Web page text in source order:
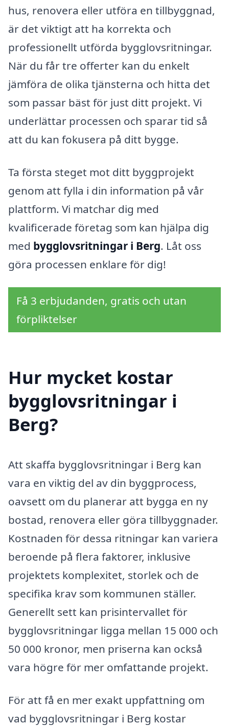
hus, renovera eller utföra en tillbyggnad,
är det viktigt att ha korrekta och
professionellt utförda bygglovsritningar.
När du får tre offerter kan du enkelt
jämföra de olika tjänsterna och hitta det
som passar bäst för just ditt projekt. Vi
underlättar processen och sparar tid så
att du kan fokusera på ditt bygge.
Ta första steget mot ditt byggprojekt
genom att fylla i din information på vår
plattform. Vi matchar dig med
kvalificerade företag som kan hjälpa dig
med bygglovsritningar i Berg. Låt oss
göra processen enklare för dig!
Få 3 erbjudanden, gratis och utan
förpliktelser
Hur mycket kostar
bygglovsritningar i
Berg?
Att skaffa bygglovsritningar i Berg kan
vara en viktig del av din byggprocess,
oavsett om du planerar att bygga en ny
bostad, renovera eller göra tillbyggnader.
Kostnaden för dessa ritningar kan variera
beroende på flera faktorer, inklusive
projektets komplexitet, storlek och de
specifika krav som kommunen ställer.
Generellt sett kan prisintervallet för
bygglovsritningar ligga mellan 15 000 och
50 000 kronor, men priserna kan också
vara högre för mer omfattande projekt.
För att få en mer exakt uppfattning om
vad bygglovsritningar i Berg kostar